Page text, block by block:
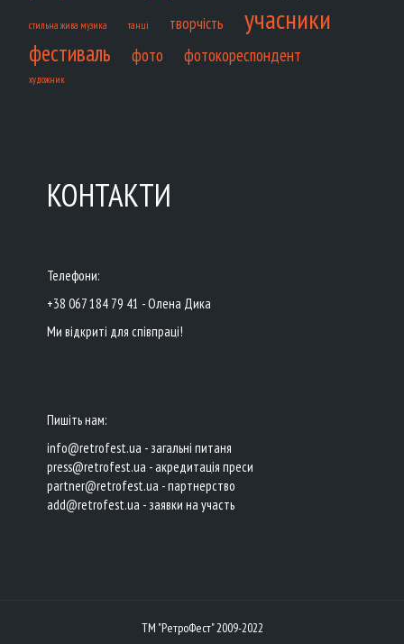
стильна жива музика танці творчість учасники
фестиваль фото фотокореспондент
художник
КОНТАКТИ
Телефони:
+38 067 184 79 41 - Олена Дика
Ми відкриті для співпраці!
Пишіть нам:
info@retrofest.ua - загальні питаня
press@retrofest.ua - акредитація преси
partner@retrofest.ua - партнерство
add@retrofest.ua - заявки на участь
ТМ "РетроФест" 2009-2022